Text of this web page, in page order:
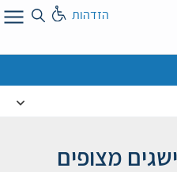
הזדהות
מצופים